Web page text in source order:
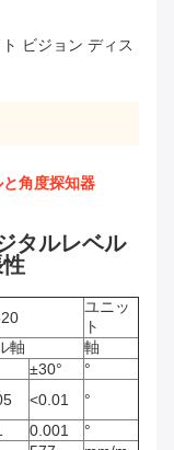
ビジョン ディス
角度探知器
タルレベル
ユニッ
ト
軸
軸
±30°
°
<0.01
°
0.001
°